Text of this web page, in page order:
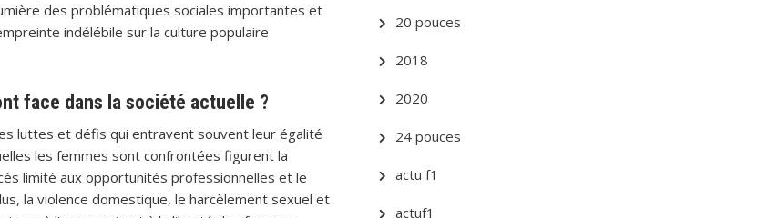
des problématiques sociales importantes et
indélébile sur la culture populaire
face dans la société actuelle ?
luttes et défis qui entravent souvent leur égalité
les femmes sont confrontées figurent la
limité aux opportunités professionnelles et le
la violence domestique, le harcèlement sexuel et
20 pouces
2018
2020
24 pouces
actu f1
actuf1